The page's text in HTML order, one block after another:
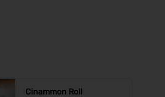
Cinammon Roll